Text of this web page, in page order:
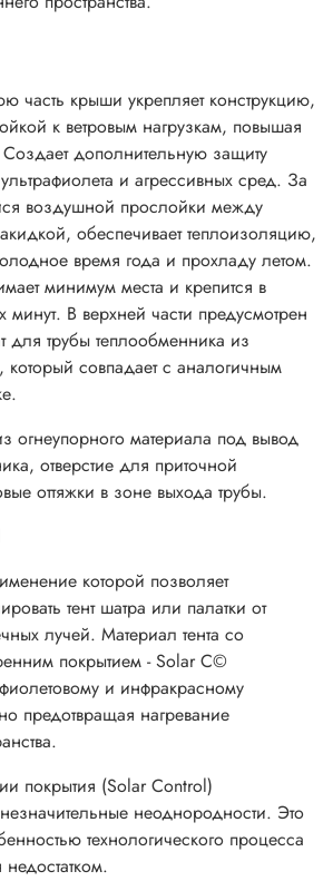
покрытием - Solar C©
покрытия (Solar Control)
неоднородности. Это
технологического процесса
второй тент?
палатки. Создается воздушная
основным и внешним тентом,
температура внутри шатра
3-5 градусов меньше (в солнечные
теплопотери будут ниже
придает жёсткость каркасу
защищает основной тент от протечек
сред
защищает вас и ваш тент от УФ
часть крыши укрепляет конструкцию,
к ветровым нагрузкам, повышая
Создает дополнительную защиту
и агрессивных сред. За
воздушной прослойки между
обеспечивает теплоизоляцию,
время года и прохладу летом.
минимум места и крепится в
минут. В верхней части предусмотрен
для трубы теплообменника из
который совпадает с аналогичным
огнеупорного материала под вывод
отверстие для приточной
оттяжки в зоне выхода трубы.
которой позволяет
тент шатра или палатки от
лучей. Материал тента со
покрытием - Solar C©
и инфракрасному
предотвращая нагревание
покрытия (Solar Control)
неоднородности. Это
технологического процесса